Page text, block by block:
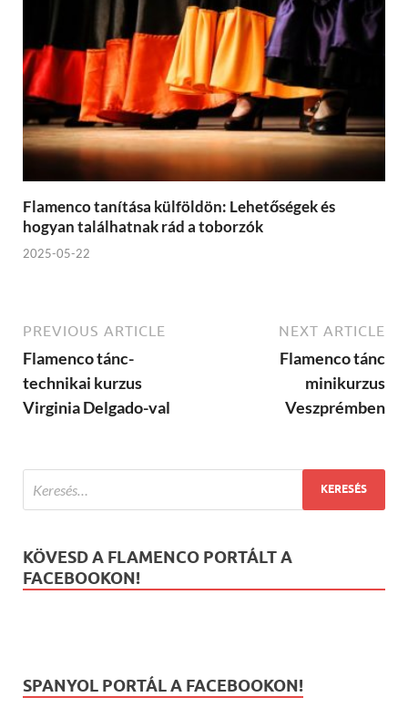
Flamenco tanítása külföldön: Lehetőségek és
hogyan találhatnak rád a toborzók
2025-05-22
PREVIOUS ARTICLE
Flamenco tánc-
technikai kurzus
Virginia Delgado-val
NEXT ARTICLE
Flamenco tánc
minikurzus
Veszprémben
KÖVESD A FLAMENCO PORTÁLT A
FACEBOOKON!
SPANYOL PORTÁL A FACEBOOKON!